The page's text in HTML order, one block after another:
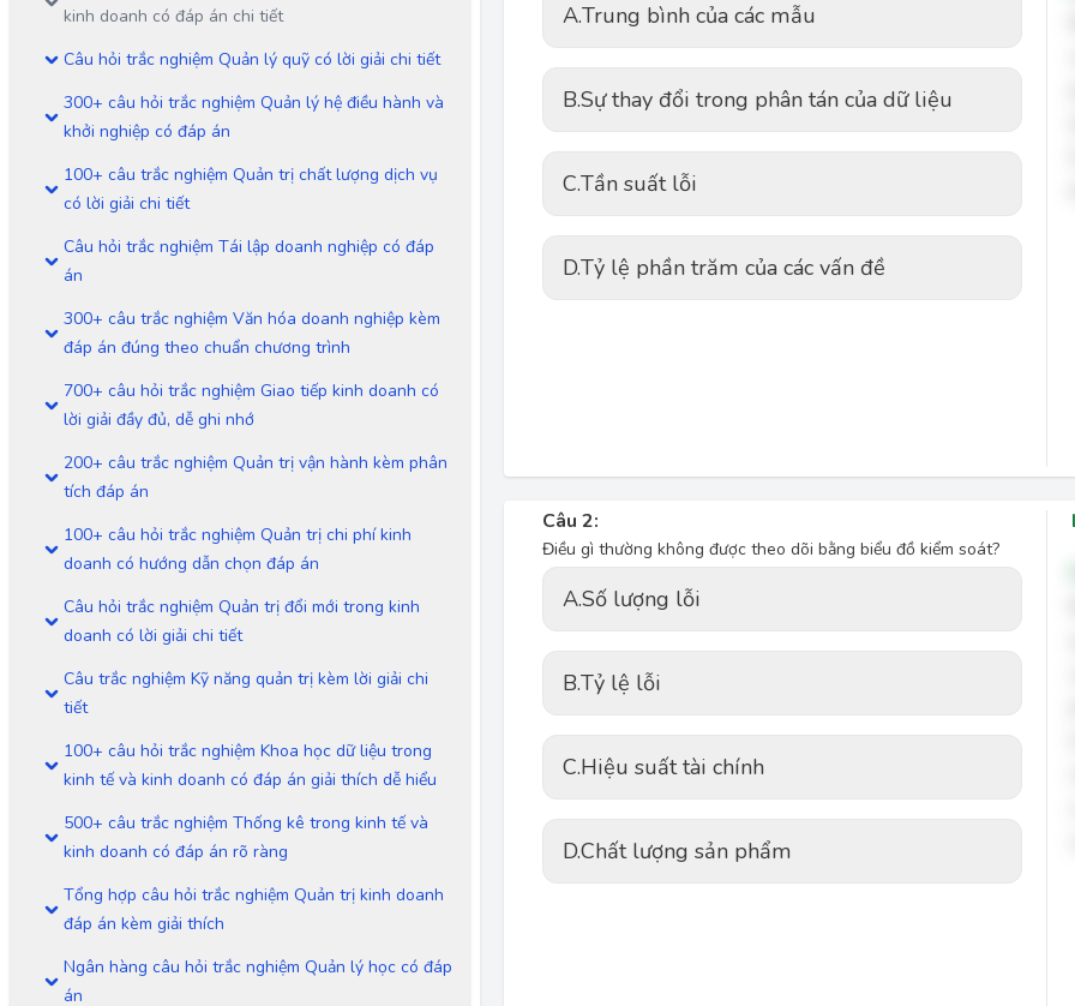
kinh doanh có đáp án chi tiết
Câu hỏi trắc nghiệm Quản lý quỹ có lời giải chi tiết
300+ câu hỏi trắc nghiệm Quản lý hệ điều hành và
khởi nghiệp có đáp án
100+ câu trắc nghiệm Quản trị chất lượng dịch vụ
có lời giải chi tiết
Câu hỏi trắc nghiệm Tái lập doanh nghiệp có đáp
án
300+ câu trắc nghiệm Văn hóa doanh nghiệp kèm
đáp án đúng theo chuẩn chương trình
700+ câu hỏi trắc nghiệm Giao tiếp kinh doanh có
lời giải đầy đủ, dễ ghi nhớ
200+ câu trắc nghiệm Quản trị vận hành kèm phân
tích đáp án
100+ câu hỏi trắc nghiệm Quản trị chi phí kinh
doanh có hướng dẫn chọn đáp án
Câu hỏi trắc nghiệm Quản trị đổi mới trong kinh
doanh có lời giải chi tiết
Câu trắc nghiệm Kỹ năng quản trị kèm lời giải chi
tiết
100+ câu hỏi trắc nghiệm Khoa học dữ liệu trong
kinh tế và kinh doanh có đáp án giải thích dễ hiểu
500+ câu trắc nghiệm Thống kê trong kinh tế và
kinh doanh có đáp án rõ ràng
Tổng hợp câu hỏi trắc nghiệm Quản trị kinh doanh
đáp án kèm giải thích
Ngân hàng câu hỏi trắc nghiệm Quản lý học có đáp
án
A.Trung bình của các mẫu
B.Sự thay đổi trong phân tán của dữ liệu
C.Tần suất lỗi
D.Tỷ lệ phần trăm của các vấn đề
Câu 2:
Điều gì thường không được theo dõi bằng biểu đồ kiểm soát?
A.Số lượng lỗi
B.Tỷ lệ lỗi
C.Hiệu suất tài chính
D.Chất lượng sản phẩm